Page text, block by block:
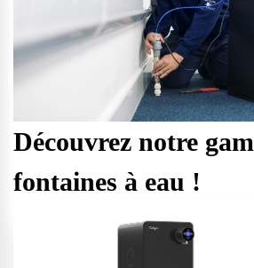
Découvrez notre
fontaines à eau !